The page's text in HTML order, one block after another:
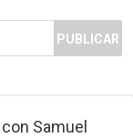
PUBLICAR
Samuel